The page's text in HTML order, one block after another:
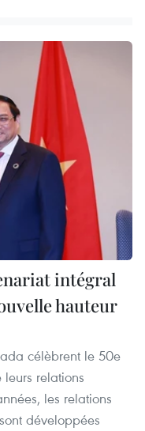
intégral
hauteur
célèbrent le 50e
relations
les relations
développées